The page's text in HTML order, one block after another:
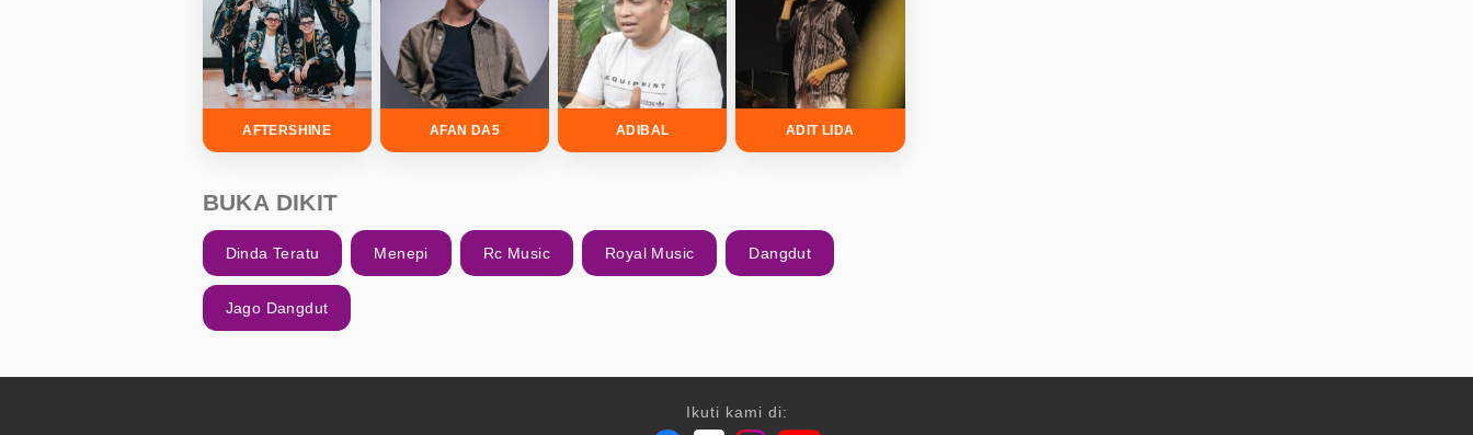
AFTERSHINE AFAN DA5 ADIBAL ADIT LIDA
BUKA DIKIT
Dinda Teratu Menepi Rc Music Royal Music Dangdut
Jago Dangdut
Ikuti kami di: